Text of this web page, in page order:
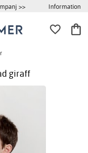
>> Information
giraff